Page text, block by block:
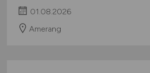
01.08.2026
Amerang